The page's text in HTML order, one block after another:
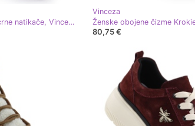
Ženske kožne cipele, crne natikače, Vinceza 18112 crna
Vinceza
80,75 €